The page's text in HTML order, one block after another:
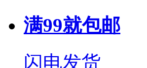
满99就包邮
闪电发货